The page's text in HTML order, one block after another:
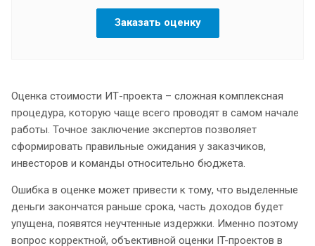
Заказать оценку
Оценка стоимости ИТ-проекта – сложная комплексная
процедура, которую чаще всего проводят в самом начале
работы. Точное заключение экспертов позволяет
сформировать правильные ожидания у заказчиков,
инвесторов и команды относительно бюджета.
Ошибка в оценке может привести к тому, что выделенные
деньги закончатся раньше срока, часть доходов будет
упущена, появятся неучтенные издержки. Именно поэтому
вопрос корректной, объективной оценки IT-проектов в